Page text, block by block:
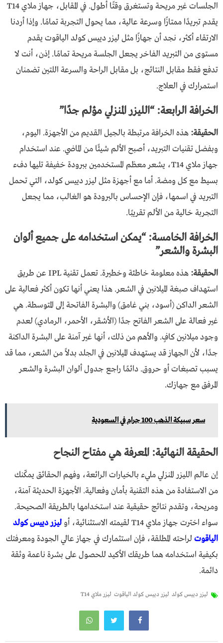
الجلسات غير مريحة وتستغرق وقتًا أطول. في المقابل، جهاز ملاي T14
يقدم تبريدًا ممتازًا وسرعة عالية، مما يحول التجربة تمامًا. وإذا أردنا
الارتقاء أكثر، نجد أن جهازًا مثل ليزر دييس كولد الياقوت يقدم
مستوى من التبريد الفاخر يجعل الجلسة مريحة تمامًا. إذن، أنت لا
تدفع فقط مقابل النتائج، بل مقابل الراحة والسرعة اللتين تضمنان
استمرارك في العلاج.
الخرافة الرابعة: “الليزر المنزلي مؤلم جدًا”
الحقيقة: هذه الخرافة مرتبطة بالجيل القديم من الأجهزة. اليوم،
وبفضل تقنيات التبريد، أصبح الألم شيئًا من الماضي. عند استخدام
جهاز ملاي T14، يشعر معظم المستخدمين ببرودة خفيفة تليها دفء
بسيط مع كل ومضة. أما مع أجهزة مثل ليزر دييس كولد، التي تحمل
التبريد في اسمها، فإن الإحساس بالبرودة هو الغالب، مما يجعل
التجربة خالية من الألم تقريبًا.
الخرافة الخامسة: “يمكن استخدامه على جميع ألوان
البشرة والشعر”
الحقيقة:
هذه معلومة خاطئة وخطيرة. تعمل تقنية IPL عن طريق
استهداف صبغة الميلانين في الشعر. هذا يعني أنها تكون أكثر فعالية على
الشعر الداكن (أسود، بني غامق) والبشرة الفاتحة إلى المتوسطة. هي
غير فعالة على الشعر الفاتح جدًا (الأشقر، الأحمر، الرمادي) لعدم
وجود ميلانين كافٍ. والأهم من ذلك، أنها غير آمنة على البشرة الداكنة
جدًا، لأن الجهاز قد يستهدف الميلانين في الجلد بدلاً من الشعر، مما قد
يسبب تصبغات أو حروق. دائمًا راجع جدول ألوان البشرة والشعر
المرفق مع جهازك.
سعر سبيكة الذهب 100 جرام في السعودية
الحقيقة النهائية: المعرفة هي مفتاح النجاح
إن عالم الليزر المنزلي مليء بالخيارات الرائعة، وفهم الحقائق يمكّنك
من الاستفادة من هذه التقنية بأمان وفعالية. الأجهزة الحديثة آمنة،
ومريحة، وتقدم نتائج حقيقية عند استخدامها بالطريقة الصحيحة.
سواء اخترت جهاز ملاي T14 لقيمته الاستثنائية، أو
ليزر دييس كولد
الياقوتلراحته المطلقة، فإن استثمارك في جهاز عالي الجودة ومعرفتك
بكيفية استخدامه هما طريقك الأكيد للحصول على بشرة ناعمة وثقة
دائمة.
ليزر دييس كولد ليزر دييس كولد الياقوت ليزر ملاي T14